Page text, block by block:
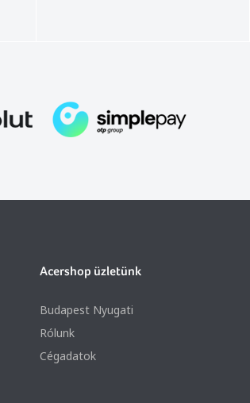
Acershop üzletünk
Budapest Nyugati
Rólunk
Cégadatok